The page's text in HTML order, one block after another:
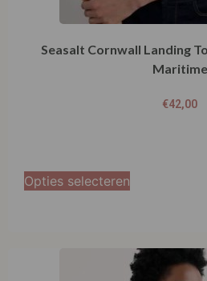
Seasalt Cornwall Landing
Maritime
€42,00
Opties selecteren